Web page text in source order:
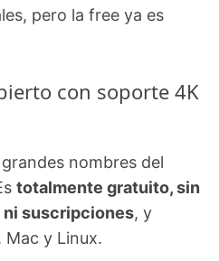
pero la free ya es
con soporte 4K
nombres del
totalmente gratuito, sin
suscripciones, y
y Linux.